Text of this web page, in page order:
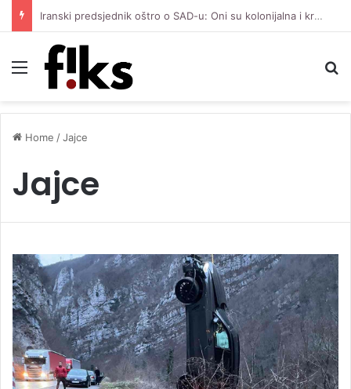
Iranski predsjednik oštro o SAD-u: Oni su kolonijalna i kriminalna država, natjerali smo ih na diplomatiju
Menu
Home /Jajce
Jajce